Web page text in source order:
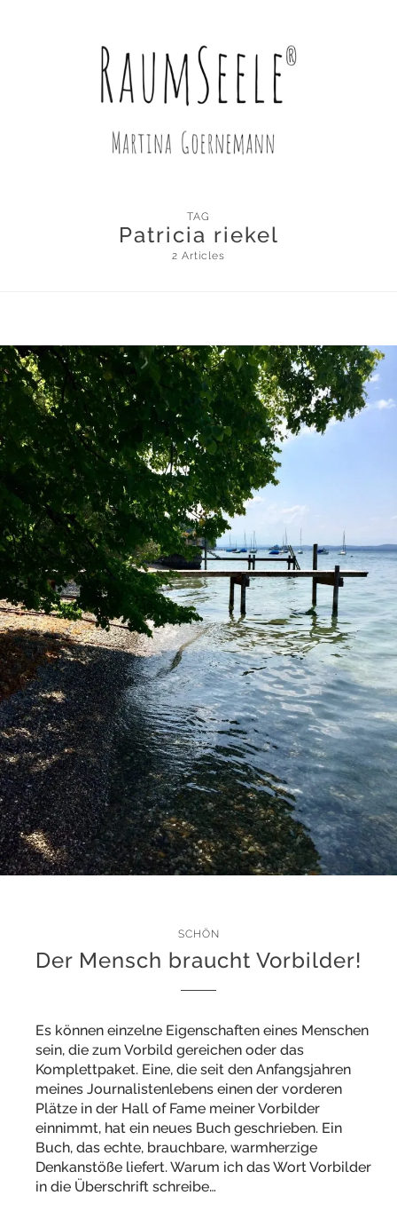
TAG
Patricia riekel
2 Articles
SCHÖN
Der Mensch braucht Vorbilder!
Es können einzelne Eigenschaften eines Menschen
sein, die zum Vorbild gereichen oder das
Komplettpaket. Eine, die seit den Anfangsjahren
meines Journalistenlebens einen der vorderen
Plätze in der Hall of Fame meiner Vorbilder
einnimmt, hat ein neues Buch geschrieben. Ein
Buch, das echte, brauchbare, warmherzige
Denkanstöße liefert. Warum ich das Wort Vorbilder
in die Überschrift schreibe…